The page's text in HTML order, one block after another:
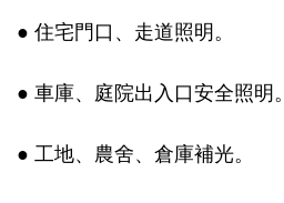
● 住宅門口、走道照明。
● 車庫、庭院出入口安全照明。
● 工地、農舍、倉庫補光。